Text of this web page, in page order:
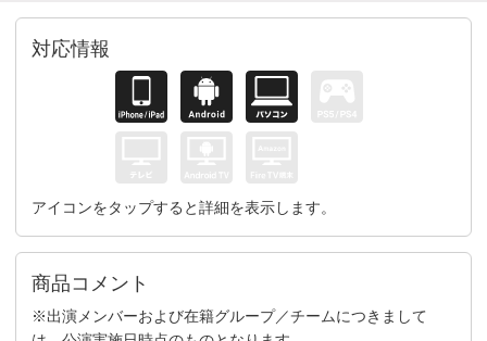
対応情報
アイコンをタップすると詳細を表示します。
商品コメント
※出演メンバーおよび在籍グループ／チームにつきまして